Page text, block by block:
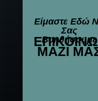
Είμαστε Εδώ
Σας
Βοηθήσουμε
ΜΑΖΊ